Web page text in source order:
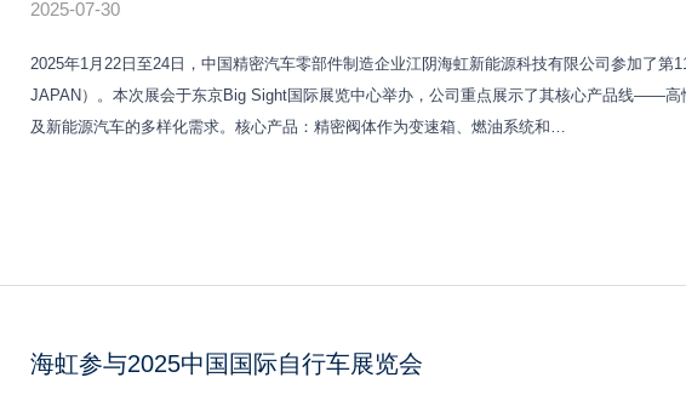
2025-07-30
2025年1月22日至24日，中国精密汽车零部件制造企业江阴海虹新能源科技有限公司参加了第
JAPAN）。本次展会于东京Big Sight国际展览中心举办，公司重点展示了其核心产品线——
及新能源汽车的多样化需求。核心产品：精密阀体作为变速箱、燃油系统和…
海虹参与2025中国国际自行车展览会